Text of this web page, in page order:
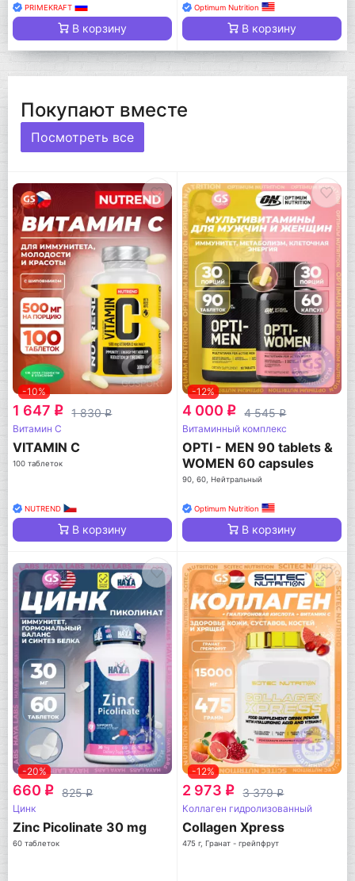
PRIMEKRAFT
В корзину
Optimum Nutrition
В корзину
Покупают вместе
Посмотреть все
-10%
1 647 q 1 830q
Витамин C
VITAMIN C
100 таблеток
NUTREND
В корзину
-12%
4 000 q 4 545q
Витаминный комплекс
OPTI - MEN 90 tablets &
WOMEN 60 capsules
90, 60, Нейтральный
Optimum Nutrition
В корзину
-20%
660 q 825q
Цинк
Zinc Picolinate 30 mg
60 таблеток
-12%
2 973 q 3 379q
Коллаген гидролизованный
Collagen Xpress
475 г, Гранат - грейпфрут